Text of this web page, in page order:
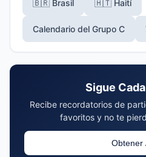
🇧🇷 Brasil 🇭🇹 Haití
Calendario del Grupo C
Sigue
Recibe recordatorios de
favoritos y no te
Obtener